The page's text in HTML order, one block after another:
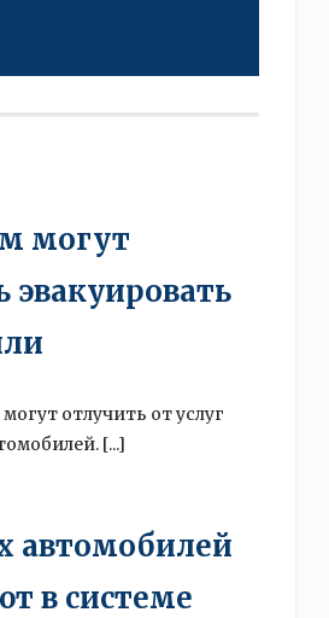
могут
эвакуировать
отлучить от услуг
[...]
автомобилей
в системе